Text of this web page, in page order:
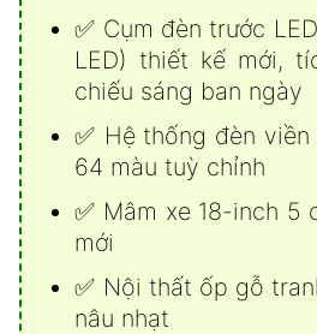
✅ Cụm đèn trước
LED) thiết kế mới,
chiếu sáng ban ngày
✅ Hệ thống đèn
64 màu tuỳ chỉnh
✅ Mâm xe 18-inch 5
mới
✅ Nội thất ốp gỗ
nâu nhạt